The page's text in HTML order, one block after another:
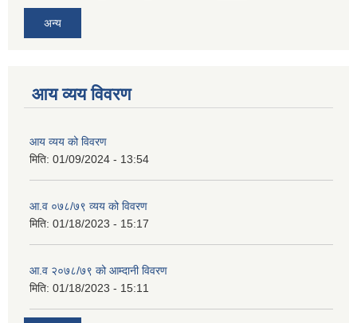
अन्य
आय व्यय विवरण
आय व्यय को विवरण
मिति: 01/09/2024 - 13:54
आ.व ०७८/७९ व्यय को विवरण
मिति: 01/18/2023 - 15:17
आ.व २०७८/७९ को आम्दानी विवरण
मिति: 01/18/2023 - 15:11